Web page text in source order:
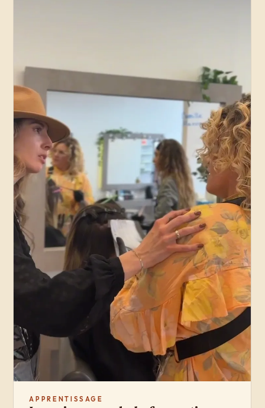
APPRENTISSAGE